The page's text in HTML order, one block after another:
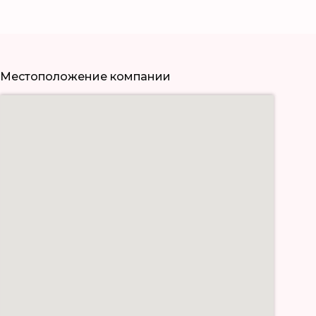
Местоположение компании